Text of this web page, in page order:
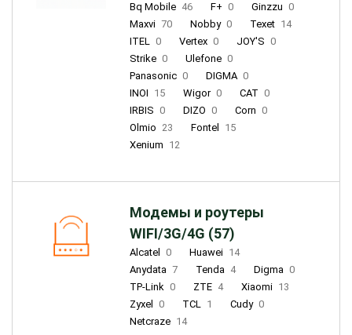
Bq Mobile 46 F+ 0 Ginzzu 0
Maxvi 70 Nobby 0 Texet 14
ITEL 0 Vertex 0 JOY'S 0
Strike 0 Ulefone 0
Panasonic 0 DIGMA 0
INOI 15 Wigor 0 CAT 0
IRBIS 0 DIZO 0 Corn 0
Olmio 23 Fontel
15
Xenium 12
Модемы и роутеры
WIFI/3G/4G (57)
Alcatel 0 Huawei 14
Anydata 7 Tenda 4 Digma 0
TP-Link 0 ZTE 4 Xiaomi 13
Zyxel
0 TCL 1 Cudy 0
Netcraze 14